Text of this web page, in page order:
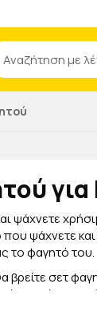
ψάχνετε
που ψάχνετε
το φαγητό του.
βρείτε σετ
σιλικόνη,
το παιδάκι